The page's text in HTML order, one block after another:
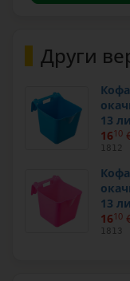
Други
13
1610
1812
13
1610
1813